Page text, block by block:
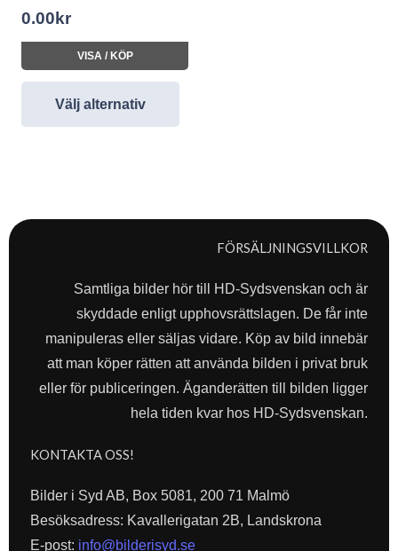
0.00 kr
VISA / KÖP
Välj alternativ
FÖRSÄLJNINGSVILLKOR
Samtliga bilder hör till HD-Sydsvenskan och är
skyddade enligt upphovsrättslagen. De får inte
manipuleras eller säljas vidare. Köp av bild innebär
att man köper rätten att använda bilden i privat bruk
eller för publiceringen. Äganderätten till bilden ligger
hela tiden kvar hos HD-Sydsvenskan.
KONTAKTA OSS!
Bilder i Syd AB, Box 5081, 200 71 Malmö
Besöksadress: Kavallerigatan 2B, Landskrona
E-post: info@bilderisyd.se